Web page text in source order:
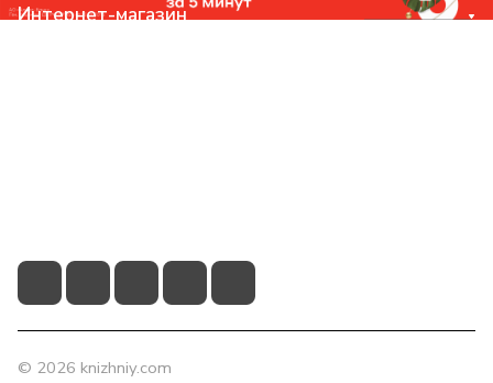
Интернет-магазин
© 2026 knizhniy.com